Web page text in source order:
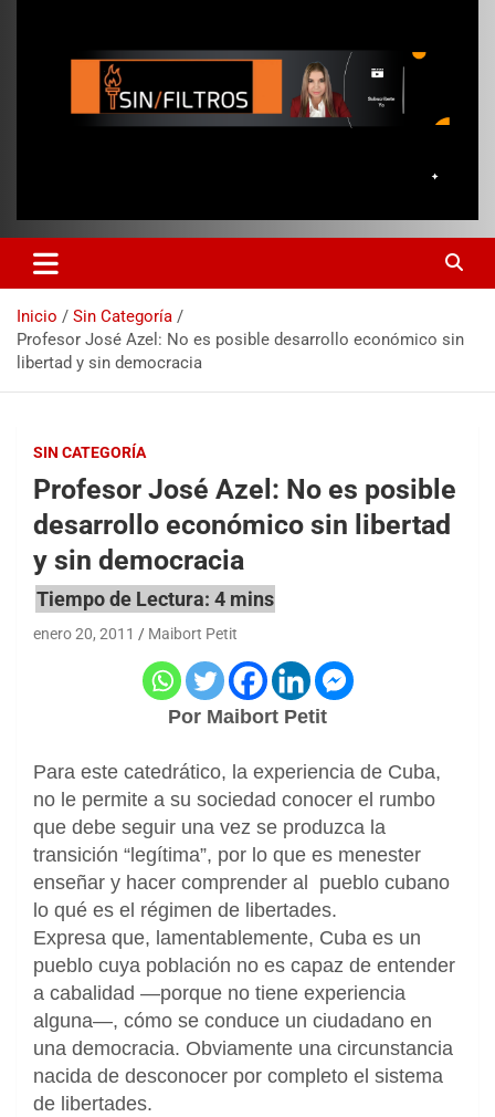
Inicio
Sin Categoría
Profesor José Azel: No es posible desarrollo económico sin
libertad y sin democracia
SIN CATEGORÍA
Profesor José Azel: No es posible
desarrollo económico sin libertad
y sin democracia
enero 20, 2011 Maibort Petit
Por Maibort Petit
Para este catedrático, la experiencia de Cuba,
no le permite a su sociedad conocer el rumbo
que debe seguir una vez se produzca la
transición “legítima”, por lo que es menester
enseñar y hacer comprender al pueblo cubano
lo qué es el régimen de libertades.
Expresa que, lamentablemente, Cuba es un
pueblo cuya población no es capaz de entender
a cabalidad —porque no tiene experiencia
alguna—, cómo se conduce un ciudadano en
una democracia. Obviamente una circunstancia
nacida de desconocer por completo el sistema
de libertades.